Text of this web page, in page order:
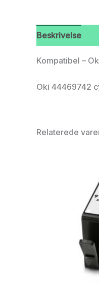
Beskrivelse
Kompatibel –
Oki 44469742
Relaterede